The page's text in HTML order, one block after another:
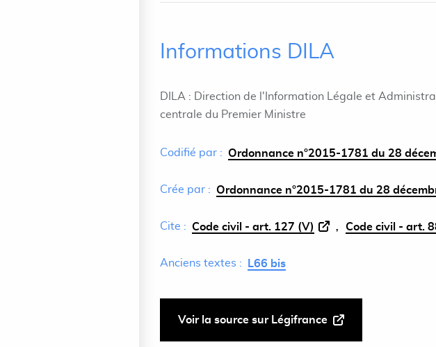
Informations DILA
DILA : Direction de l'Information Légale et
centrale du Premier Ministre
Codifié par : Ordonnance n°2015-1781 du 28
Crée par : Ordonnance n°2015-1781 du 28
Cite : Code civil - art. 127 (V) Code civil - art.
Anciens textes : L66 bis
Voir la source sur Légifrance